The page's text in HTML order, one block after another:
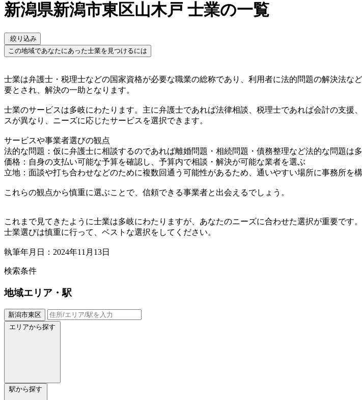
新潟県新潟市東区山木戸 士業の一覧
絞り込み
この地域であなたにあった士業を見つけるには
士業は弁護士・税理士などの国家資格が必要な職業の総称であり、利用者に法的問題の解決法
要とされ、解決の一助となります。
士業のサービスは多岐にわたります。主に弁護士であれば法律相談、税理士であれば会計の支
スが異なり、ニーズに応じたサービスを選択できます。
サービスや事業者選びの観点
法的な問題：仮に弁護士に相談するのであれば離婚問題・相続問題・債務整理など法的な問題は
価格：自身の支払い可能な予算を確認し、予算内で相談・解決が可能な業者を選ぶ
立地：面談や打ち合わせなどのために複数回通う可能性があるため、通いやすい場所に事務所を
これらの観点から慎重に選ぶことで、信頼できる事業者と出会えるでしょう。
これまで見てきたように士業は多岐にわたりますが、あなたのニーズに合わせた選択が重要です。
士業選びは慎重に行って、ベストな選択をしてください。
執筆年月日：2024年11月13日
検索条件
地域エリア・駅
新潟市東区
エリアから探す
駅から探す